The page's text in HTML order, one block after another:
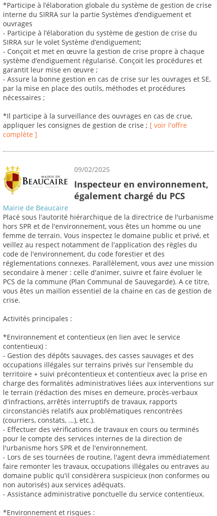
*Participe à l’élaboration globale du système de gestion de crise
interne du SIRRA sur la partie Systèmes d’endiguement et
ouvrages
- Participe à l’élaboration du système de gestion de crise du
SIRRA sur le volet Système d’endiguement;
- Conçoit et met en œuvre la gestion de crise propre à chaque
système d’endiguement régularisé. Conçoit les procédures et
garantit leur mise en œuvre ;
- Assure la bonne gestion en cas de crise sur les ouvrages et SE,
par la mise en place des outils, méthodes et procédures
nécessaires ;
*Il participe à la surveillance des ouvrages en cas de crue,
appliquer les consignes de gestion de crise ; [ voir l'offre
complète ]
09/02/2025
Inspecteur en environnement,
également chargé du PCS
Mairie de Beaucaire
Placé sous l'autorité hiérarchique de la directrice de l'urbanisme
hors SPR et de l'environnement, vous êtes un homme ou une
femme de terrain. Vous inspectez le domaine public et privé, et
veillez au respect notamment de l'application des règles du
code de l'environnement, du code forestier et des
réglementations connexes. Parallèlement, vous avez une mission
secondaire à mener : celle d'animer, suivre et faire évoluer le
PCS de la commune (Plan Communal de Sauvegarde). A ce titre,
vous êtes un maillon essentiel de la chaine en cas de gestion de
crise.
Activités principales :
*Environnement et contentieux (en lien avec le service
contentieux) :
- Gestion des dépôts sauvages, des casses sauvages et des
occupations illégales sur terrains privés sur l'ensemble du
territoire + suivi précontentieux et contentieux avec la prise en
charge des formalités administratives liées aux interventions sur
le terrain (rédaction des mises en demeure, procès-verbaux
d'infractions, arrêtés interruptifs de travaux, rapports
circonstanciés relatifs aux problématiques rencontrées
(courriers, constats, ...), etc.).
- Effectuer des vérifications de travaux en cours ou terminés
pour le compte des services internes de la direction de
l'urbanisme hors SPR et de l'environnement.
- Lors de ses tournées de routine, l'agent devra immédiatement
faire remonter les travaux, occupations illégales ou entraves au
domaine public qu'il considèrera suspicieux (non conformes ou
non autorisés) aux services adéquats.
- Assistance administrative ponctuelle du service contentieux.
*Environnement et risques :